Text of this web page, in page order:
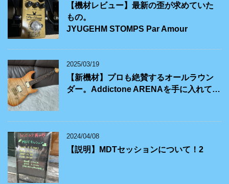
【機材レビュー】最新の歪が求めていた
もの。
JYUGEHM STOMPS Par Amour
2025/03/19
【新機材】プロも絶賛するオールラウン
ダー。Addictone ARENAを手に入れて…
2024/04/08
【説明】MDTセッションについて！2